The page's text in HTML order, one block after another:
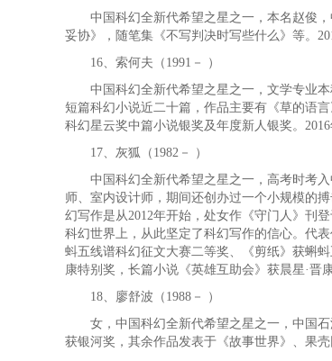
中国科幻全新代希望之星之一，本名赵俊，
妥协》，随笔集《不写判决时写些什么》等。
16、索何夫（1991－ ）
中国科幻全新代希望之星之一，文学专业本
短篇科幻小说近二十篇，作品主要有《草的语
科幻星云奖中篇小说银奖及年度新人银奖。
17、灰狐（1982－ ）
中国科幻全新代希望之星之一，高考时考入
师、室内设计师，期间还创办过一个小规模的
幻写作是从2012年开始，处女作《守门人》刊
科幻世界上，从此坚定了科幻写作的信心。代
蚪五线谱科幻征文大赛二等奖、《剪纸》获蝌
康特别奖，长篇小说《英雄互助会》获晨星·晋
18、廖舒波（1988－ ）
女，中国科幻全新代希望之星之一，中国石
获银河奖，其余作品发表于《故事世界》、果